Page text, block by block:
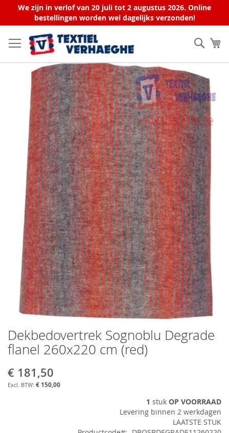
We zijn in verlof van 20 juli tot 2 augustus 2026. Online
bestellingen worden wel dagelijks verzonden!
naar
de
inhoud
Zoek
afbeeldingen-
gallerij
Ga
naar
het
van
de
Dekbedovertrek Sognoblu Degrade
flanel 260x220 cm (red)
€ 181,50
€ 150,00
1 stuk OP VOORRAAD
Levering binnen 2 werkdagen
LAATSTE STUK